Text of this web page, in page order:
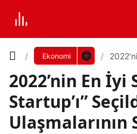
Ekonomi
2022’nin En İyi
Startup’ı”
Ulaşmalarının
202
Yazı
Boyutunu
Ayarla